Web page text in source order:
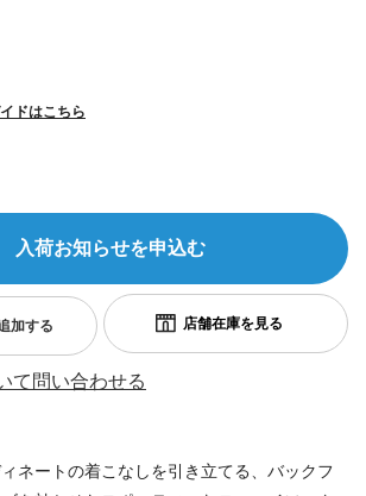
ドはこちら
加する
入荷お知らせを申込む
て問い合わせる
ネートの着こなしを引き立てる、バックフ